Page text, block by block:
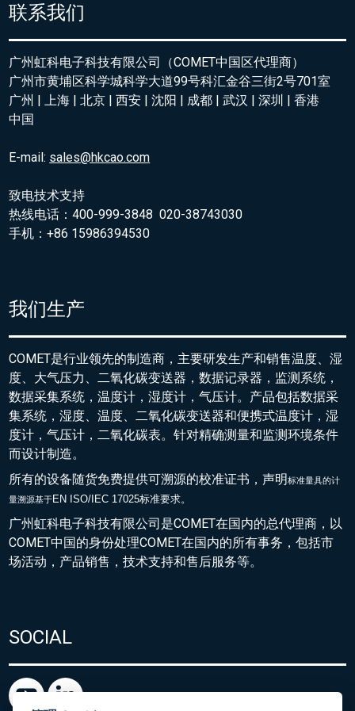
联系我们
广州虹科电子科技有限公司（COMET中国区代理商）
广州市黄埔区科学城科学大道99号科汇金谷三街2号701室
广州 | 上海 | 北京 | 西安 | 沈阳 | 成都 | 武汉 | 深圳 | 香港
中国
E-mail: sales@hkcao.com
致电技术支持
热线电话：400-999-3848 020-38743030
手机：+86 15986394530
我们生产
COMET是行业领先的制造商，主要研发生产和销售温度、湿
度、大气压力、二氧化碳变送器，数据记录器，监测系统，
数据采集系统，温度计，湿度计，气压计。产品包括数据采
集系统，湿度、温度、二氧化碳变送器和便携式温度计，湿
度计，气压计，二氧化碳表。针对精确测量和监测环境条件
而设计制造。
所有的设备随货免费提供可溯源的校准证书，声明标准量具的计
量溯源基于EN ISO/IEC 17025标准要求。
广州虹科电子科技有限公司是COMET在国内的总代理商，以
COMET中国的身份处理COMET在国内的所有事务，包括市
场活动，产品销售，技术支持和售后服务等。
SOCIAL